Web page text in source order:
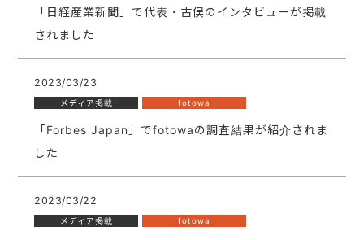
「日経産業新聞」で代表・古俣のインタビューが掲載
されました
2023/03/23
メディア掲載 fotowa
「Forbes Japan」でfotowaの調査結果が紹介されま
した
2023/03/22
メディア掲載 fotowa